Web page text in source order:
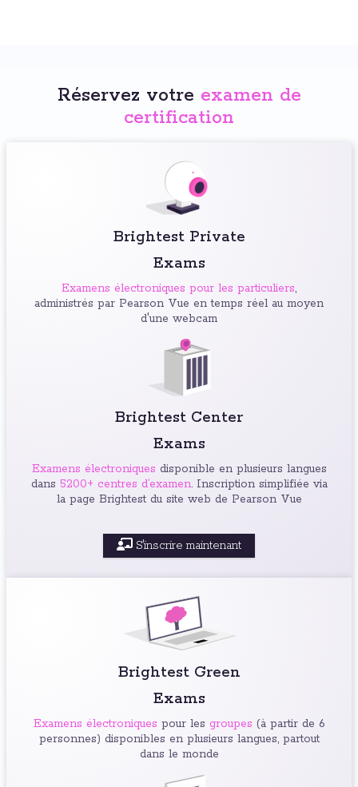
Réservez votre examen de
certification
Brightest Private
Exams
Examens électroniques pour les particuliers,
administrés par Pearson Vue en temps réel au moyen
d'une webcam
Brightest Center
Exams
Examens électroniques disponible en plusieurs langues
dans 5200+ centres d’examen. Inscription simplifiée via
la page Brightest du site web de Pearson Vue
S'inscrire maintenant
Brightest Green
Exams
Examens électroniques pour les groupes (à partir de 6
personnes) disponibles en plusieurs langues, partout
dans le monde